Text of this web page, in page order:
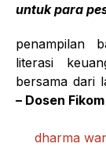
untuk para
penampilan
literasi
bersama dari
– Dosen
dharma